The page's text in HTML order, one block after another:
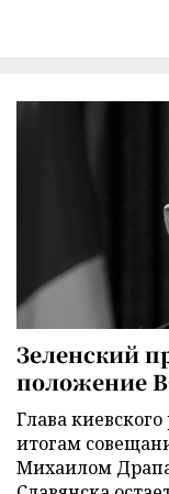
Зеленский
положение
Глава
итогам
Михаилом